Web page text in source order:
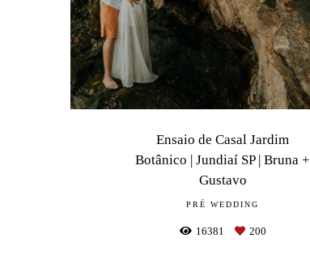
Ensaio de Casal Jardim
Botânico | Jundiaí SP | Bruna +
Gustavo
PRÉ WEDDING
16381 200